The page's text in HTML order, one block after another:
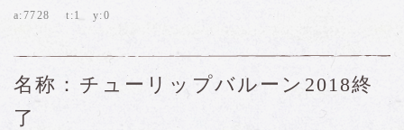
a:7728 t:1 y:0
名称：チューリップバルーン2018終
了